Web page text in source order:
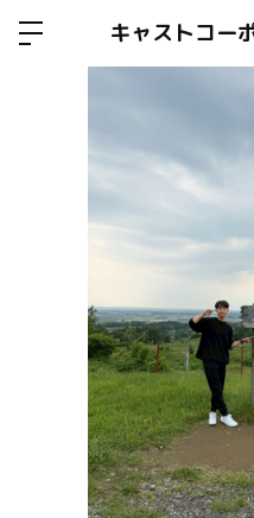
キャストコー